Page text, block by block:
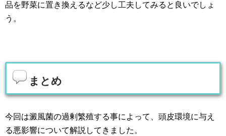
品を野菜に置き換えるなど少し工夫してみると良いでしょ
う。
まとめ
今回は澱風菌の過剰繁殖する事によって、頭皮環境に与え
る悪影響について解説してきました。